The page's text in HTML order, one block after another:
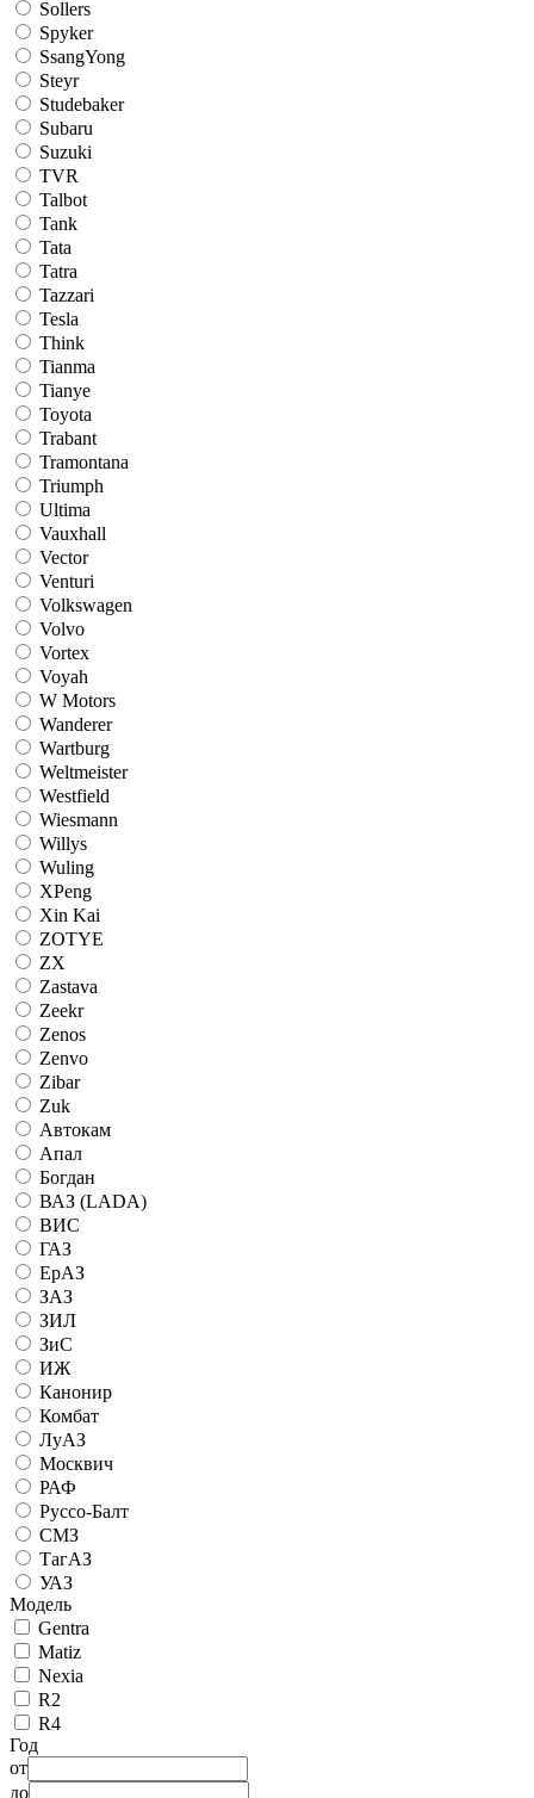
Sollers
Spyker
SsangYong
Steyr
Studebaker
Subaru
Suzuki
TVR
Talbot
Tank
Tata
Tatra
Tazzari
Tesla
Think
Tianma
Tianye
Toyota
Trabant
Tramontana
Triumph
Ultima
Vauxhall
Vector
Venturi
Volkswagen
Volvo
Vortex
Voyah
W Motors
Wanderer
Wartburg
Weltmeister
Westfield
Wiesmann
Willys
Wuling
XPeng
Xin Kai
ZOTYE
ZX
Zastava
Zeekr
Zenos
Zenvo
Zibar
Zuk
Автокам
Апал
Богдан
ВАЗ (LADA)
ВИС
ГАЗ
ЕрАЗ
ЗАЗ
ЗИЛ
ЗиС
ИЖ
Канонир
Комбат
ЛуАЗ
Москвич
РАФ
Руссо-Балт
СМЗ
ТагАЗ
УАЗ
Модель
Gentra
Matiz
Nexia
R2
R4
Год
от
до